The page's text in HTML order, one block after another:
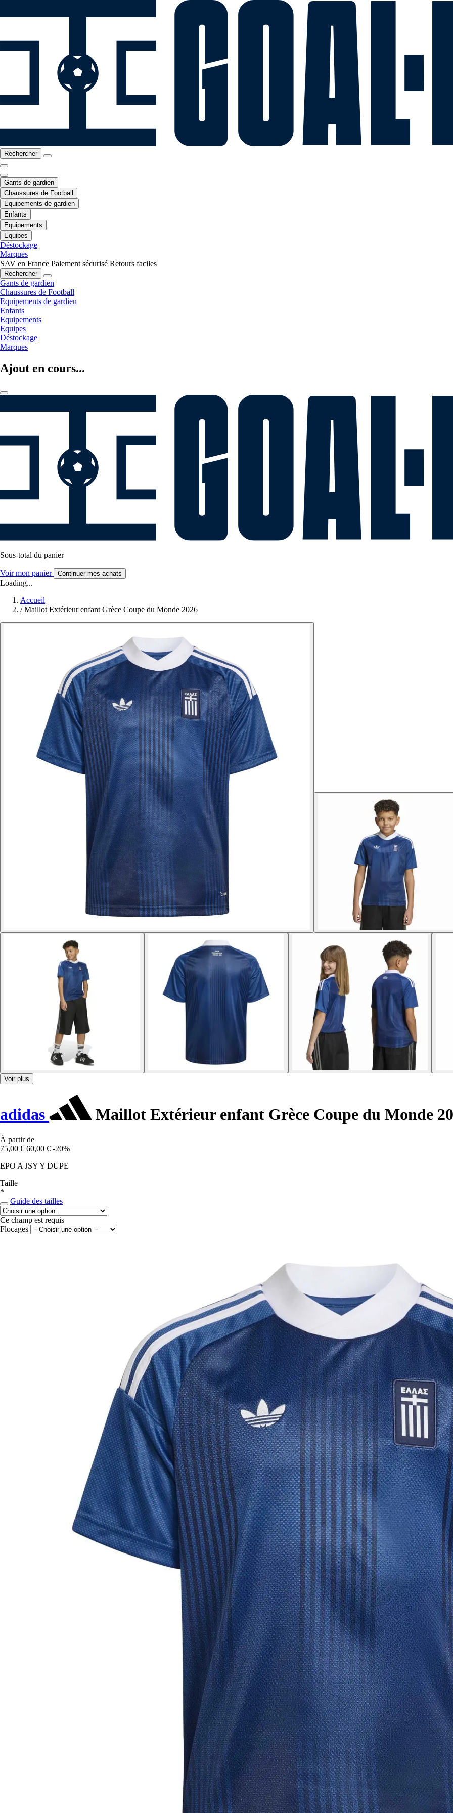
Rechercher
Gants de gardien
Chaussures de Football
Equipements de gardien
Enfants
Equipements
Equipes
Déstockage
Marques
SAV en France Paiement sécurisé Retours faciles
Rechercher
Gants de gardien
Chaussures de Football
Equipements de gardien
Enfants
Equipements
Equipes
Déstockage
Marques
Ajout en cours...
Sous-total du panier
Voir mon panier Continuer mes achats
Loading...
Accueil
/ Maillot Extérieur enfant Grèce Coupe du Monde 2026
Voir plus
adidas Maillot Extérieur enfant Grèce Coupe du Monde
À partir de
75,00 € 60,00 € -20%
EPO A JSY Y DUPE
Taille
*
Guide des tailles
Ce champ est requis
Flocages